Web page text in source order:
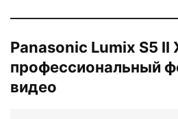
Panasonic Lumix S5
профессиональный
видео